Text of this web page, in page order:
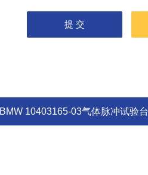
BMW 10403165‑03气体脉冲试验台